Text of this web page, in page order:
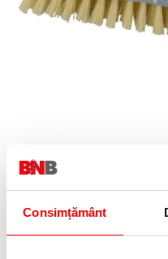
Consimțământ
9,99 Lei
10 puncte de fidelitate